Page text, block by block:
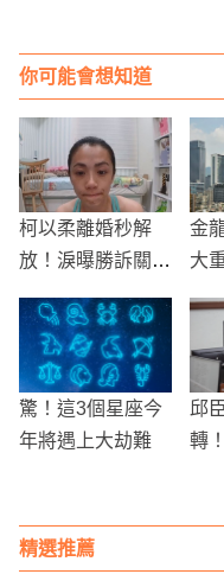
你可能會想知道
柯以柔離婚秒解
放！淚曝勝訴關
金
大
驚！這3個星座今
年將遇上大劫難
邱
轉
精選推薦